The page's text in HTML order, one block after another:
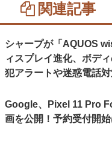
関連記事
シャープが「AQUOS
ィスプレイ進化、ボデ
犯アラートや迷惑電話
Google、Pixel 11 Pro
画を公開！予約受付開